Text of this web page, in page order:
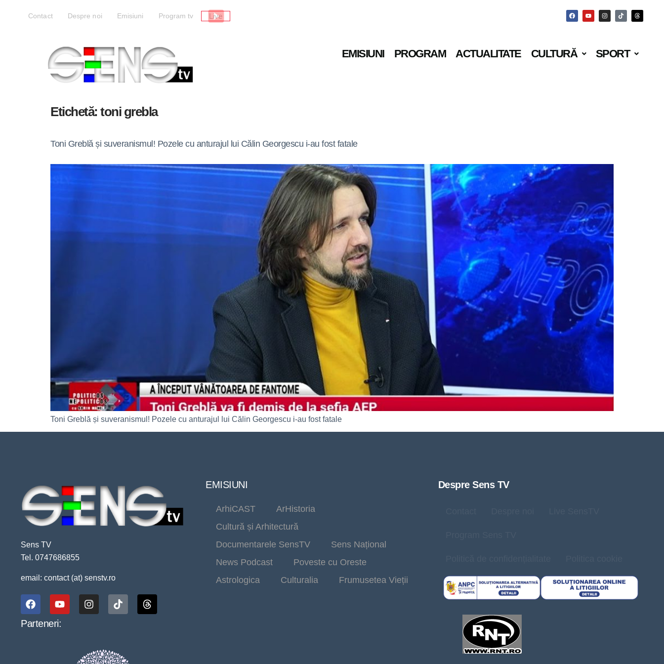
Contact Despre noi Emisiuni Program tv Live
EMISIUNI PROGRAM ACTUALITATE CULTURĂ SPORT
Etichetă: toni grebla
Toni Greblă și suveranismul! Pozele cu anturajul lui Călin Georgescu i-au fost fatale
Toni Greblă și suveranismul! Pozele cu anturajul lui Călin Georgescu i-au fost fatale
Sens TV
Tel. 0747686855
email: contact (at) senstv.ro
Parteneri:
EMISIUNI
ArhiCAST
ArHistoria
Cultură și Arhitectură
Documentarele SensTV
Sens Național
News Podcast
Poveste cu Oreste
Astrologica
Culturalia Frumusetea Vieții
Despre Sens TV